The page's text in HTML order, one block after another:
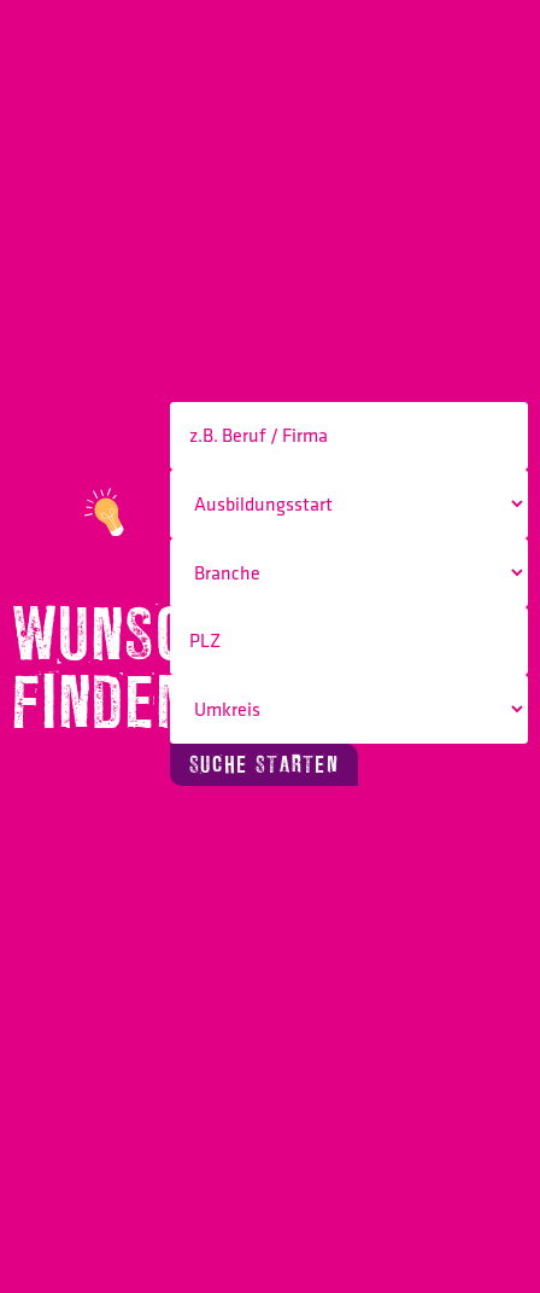
WUNSCHBERUF
FINDEN!
SUCHE STARTEN